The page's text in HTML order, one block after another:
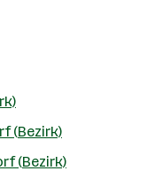
(Bezirk)
(Bezirk)